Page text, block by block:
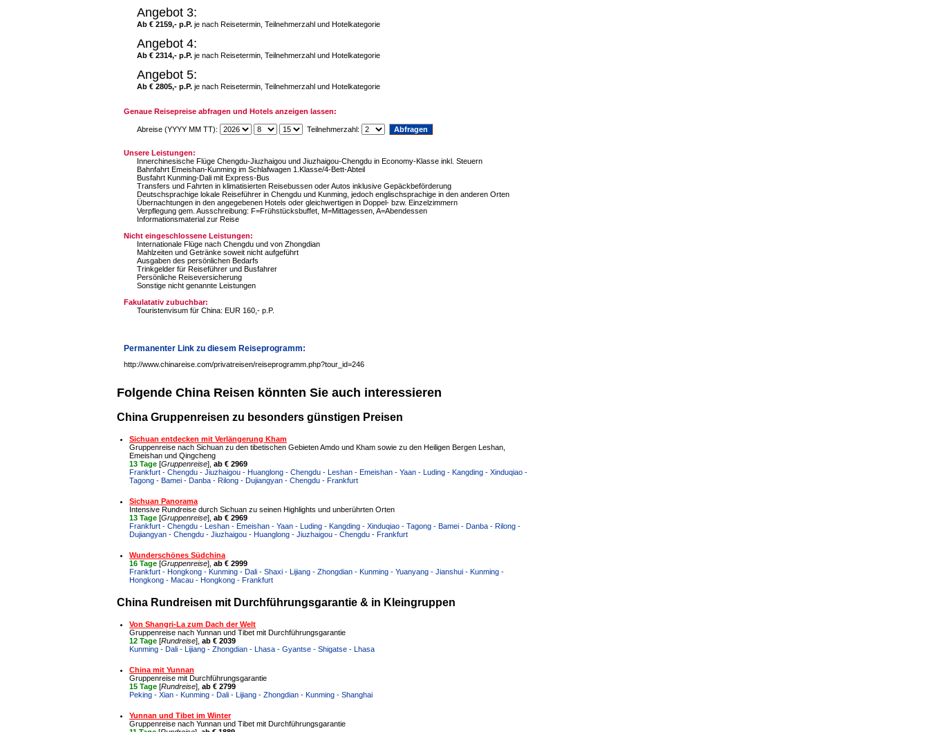
Angebot 3:
Ab € 2159,- p.P. je nach Reisetermin, Teilnehmerzahl und Hotelkategorie
Angebot 4:
Ab € 2314,- p.P. je nach Reisetermin, Teilnehmerzahl und Hotelkategorie
Angebot 5:
Ab € 2805,- p.P. je nach Reisetermin, Teilnehmerzahl und Hotelkategorie
Genaue Reisepreise abfragen und Hotels anzeigen lassen:
Abreise (YYYY MM TT): Teilnehmerzahl:
Unsere Leistungen:
Innerchinesische Flüge Chengdu-Jiuzhaigou und Jiuzhaigou-Chengdu in Economy-Klasse inkl. Steuern
Bahnfahrt Emeishan-Kunming im Schlafwagen 1.Klasse/4-Bett-Abteil
Busfahrt Kunming-Dali mit Express-Bus
Transfers und Fahrten in klimatisierten Reisebussen oder Autos inklusive Gepäckbeförderung
Deutschsprachige lokale Reiseführer in Chengdu und Kunming, jedoch englischsprachige in den anderen Orten
Übernachtungen in den angegebenen Hotels oder gleichwertigen in Doppel- bzw. Einzelzimmern
Verpflegung gem. Ausschreibung: F=Frühstücksbuffet, M=Mittagessen, A=Abendessen
Informationsmaterial zur Reise
Nicht eingeschlossene Leistungen:
Internationale Flüge nach Chengdu und von Zhongdian
Mahlzeiten und Getränke soweit nicht aufgeführt
Ausgaben des persönlichen Bedarfs
Trinkgelder für Reiseführer und Busfahrer
Persönliche Reiseversicherung
Sonstige nicht genannte Leistungen
Fakulatativ zubuchbar:
Touristenvisum für China: EUR 160,- p.P.
Permanenter Link zu diesem Reiseprogramm:
http://www.chinareise.com/privatreisen/reiseprogramm.php?tour_id=246
Folgende China Reisen könnten Sie auch interessieren
China Gruppenreisen zu besonders günstigen Preisen
Sichuan entdecken mit Verlängerung Kham
Gruppenreise nach Sichuan zu den tibetischen Gebieten Amdo und Kham sowie zu den Heiligen Bergen Leshan,
Emeishan und Qingcheng
13 Tage [Gruppenreise], ab € 2969
Frankfurt - Chengdu - Jiuzhaigou - Huanglong - Chengdu - Leshan - Emeishan - Yaan - Luding - Kangding - Xinduqiao -
Tagong - Bamei - Danba - Rilong - Dujiangyan - Chengdu - Frankfurt
Sichuan Panorama
Intensive Rundreise durch Sichuan zu seinen Highlights und unberührten Orten
13 Tage [Gruppenreise], ab € 2969
Frankfurt - Chengdu - Leshan - Emeishan - Yaan - Luding - Kangding - Xinduqiao - Tagong - Bamei - Danba - Rilong -
Dujiangyan - Chengdu - Jiuzhaigou - Huanglong - Jiuzhaigou - Chengdu - Frankfurt
Wunderschönes Südchina
16 Tage [Gruppenreise], ab € 2999
Frankfurt - Hongkong - Kunming - Dali - Shaxi - Lijiang - Zhongdian - Kunming - Yuanyang - Jianshui - Kunming -
Hongkong - Macau - Hongkong - Frankfurt
China Rundreisen mit Durchführungsgarantie & in Kleingruppen
Von Shangri-La zum Dach der Welt
Gruppenreise nach Yunnan und Tibet mit Durchführungsgarantie
12 Tage [Rundreise], ab € 2039
Kunming - Dali - Lijiang - Zhongdian - Lhasa - Gyantse - Shigatse - Lhasa
China mit Yunnan
Gruppenreise mit Durchführungsgarantie
15 Tage [Rundreise], ab € 2799
Peking - Xian - Kunming - Dali - Lijiang - Zhongdian - Kunming - Shanghai
Yunnan und Tibet im Winter
Gruppenreise nach Yunnan und Tibet mit Durchführungsgarantie